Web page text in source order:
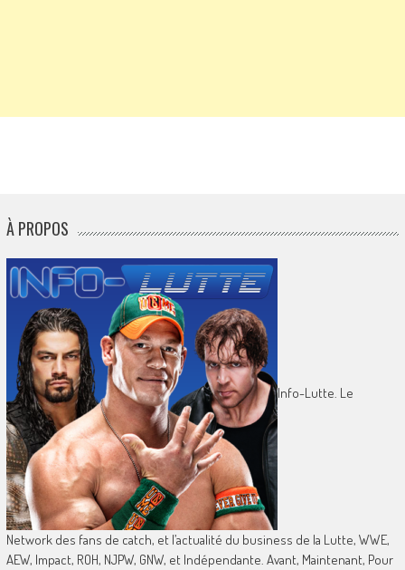
À PROPOS
Info-Lutte. Le
Network des fans de catch, et l’actualité du business de la Lutte, WWE,
AEW, Impact, ROH, NJPW, GNW, et Indépendante. Avant, Maintenant, Pour